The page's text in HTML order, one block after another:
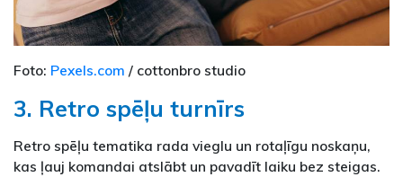
Foto: Pexels.com / cottonbro studio
3. Retro spēļu turnīrs
Retro spēļu tematika rada vieglu un rotaļīgu noskaņu,
kas ļauj komandai atslābt un pavadīt laiku bez steigas.